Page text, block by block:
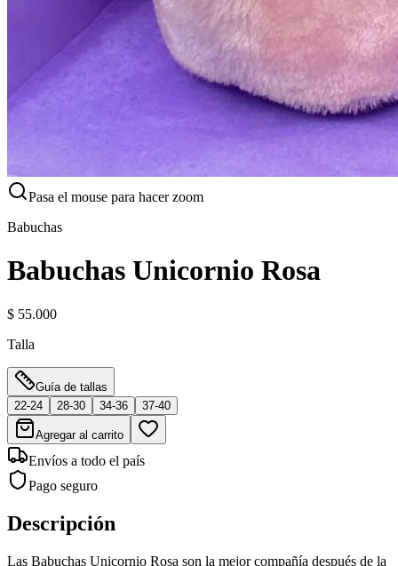
Pasa el mouse para hacer zoom
Babuchas
Babuchas Unicornio Rosa
$ 55.000
Talla
Guía de tallas
22-24
28-30 34-36 37-40
Agregar al carrito
Envíos a todo el país
Pago seguro
Descripción
Las Babuchas Unicornio Rosa son la mejor compañía después de la